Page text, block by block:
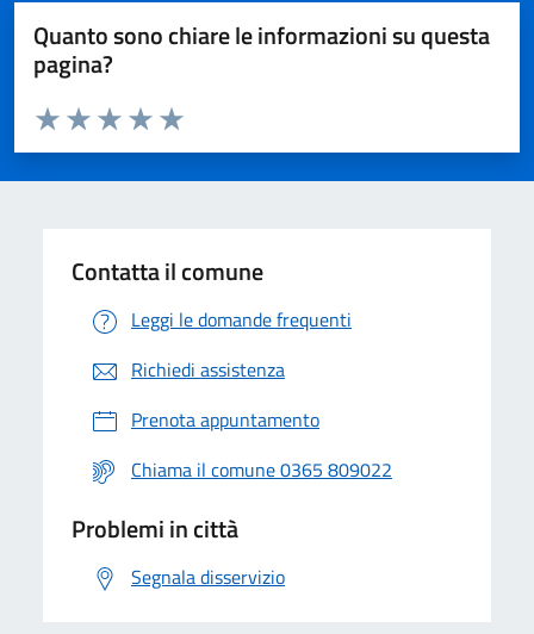
Quanto sono chiare le informazioni su questa
pagina?
Valuta da 1 a 5 stelle la pagina
Valuta 5 stelle su 5
Valuta 4 stelle su 5
Valuta 3 stelle su 5
Valuta 2 stelle su 5
Valuta 1 stelle su 5
Contatta il comune
Leggi le domande frequenti
Richiedi assistenza
Prenota appuntamento
Chiama il comune 0365 809022
Problemi in città
Segnala disservizio